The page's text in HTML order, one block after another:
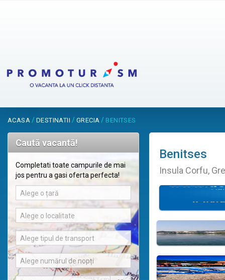
ACASA / DESTINATII / GRECIA / BENITSES
Caută vacantă!
Completati toate campurile de mai
jos pentru a gasi oferta perfecta!
Alege o țară
Alege o localitate
Alege tipul de transport
Alege numărul de nopți
Benitses
Insula Corfu,